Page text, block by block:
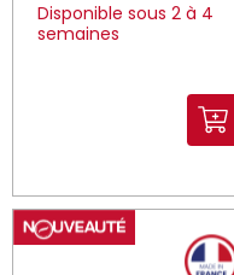
Disponible sous 2 à 4
semaines